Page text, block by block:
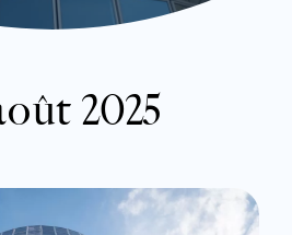
2025